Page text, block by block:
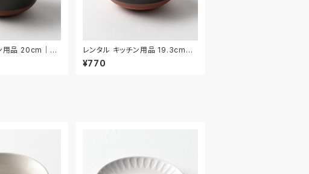
用品 20cm｜KI
レンタル キッチン用品 19.3cm｜
KIW029
¥770